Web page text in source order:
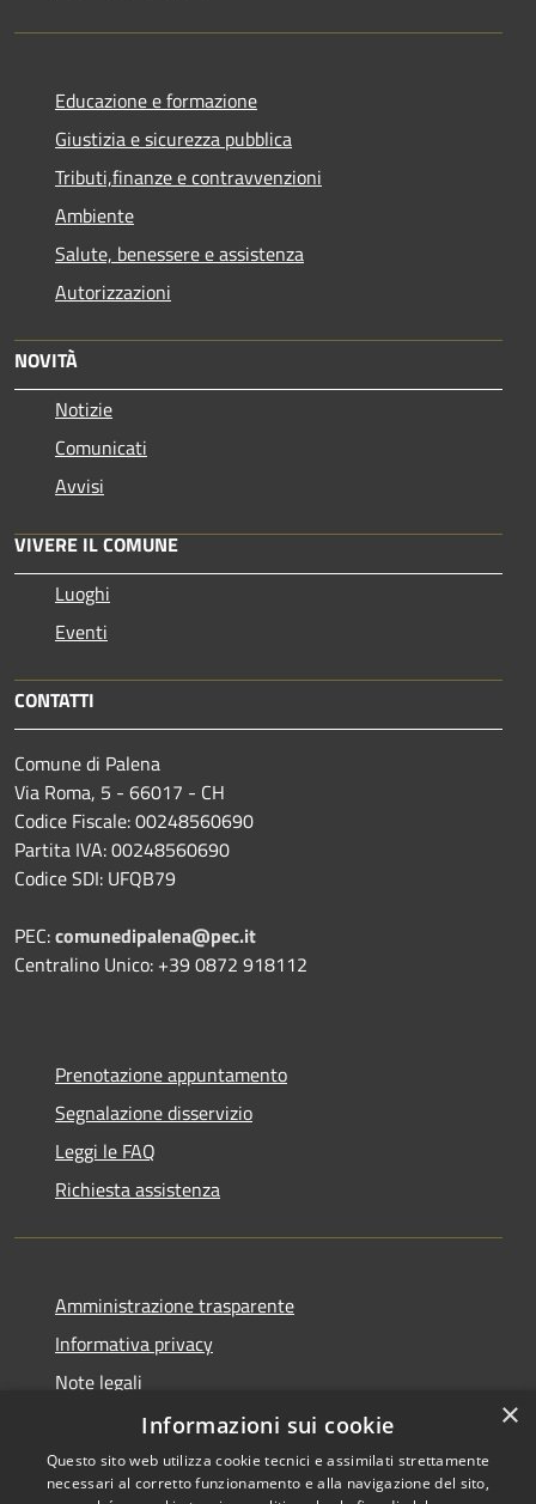
Educazione e formazione
Giustizia e sicurezza pubblica
Tributi,finanze e contravvenzioni
Ambiente
Salute, benessere e assistenza
Autorizzazioni
NOVITÀ
Notizie
Comunicati
Avvisi
VIVERE IL COMUNE
Luoghi
Eventi
CONTATTI
Comune di Palena
Via Roma, 5 - 66017 - CH
Codice Fiscale: 00248560690
Partita IVA: 00248560690
Codice SDI: UFQB79
PEC:comunedipalena@pec.it
Centralino Unico: +39 0872 918112
Prenotazione appuntamento
Segnalazione disservizio
Leggi le FAQ
Richiesta assistenza
Amministrazione trasparente
Informativa privacy
Note legali
Dichiarazione di accessibilità
×
Informazioni sui cookie
Questo sito web utilizza cookie tecnici e assimilati strettamente
necessari al corretto funzionamento e alla navigazione del sito,